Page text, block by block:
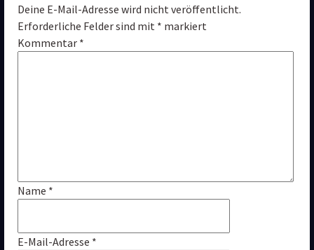
Deine E-Mail-Adresse wird nicht veröffentlicht.
Erforderliche Felder sind mit * markiert
Kommentar *
Name *
E-Mail-Adresse *